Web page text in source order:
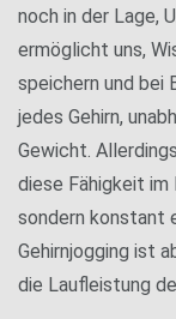
noch in der Lage,
ermöglicht uns,
speichern und bei
jedes Gehirn,
Gewicht.
diese Fähigkeit
sondern konstant
Gehirnjogging ist
die Laufleistung